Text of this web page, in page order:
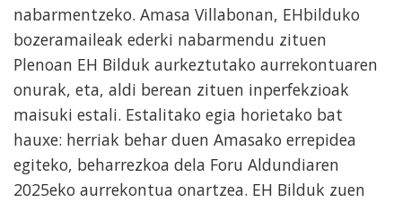
nabarmentzeko. Amasa Villabonan, EHbilduko
bozeramaileak ederki nabarmendu zituen
Plenoan EH Bilduk aurkeztutako aurrekontuaren
onurak, eta, aldi berean zituen inperfekzioak
maisuki estali. Estalitako egia horietako bat
hauxe: herriak behar duen Amasako errepidea
egiteko, beharrezkoa dela Foru Aldundiaren
2025eko aurrekontua onartzea. EH Bilduk zuen